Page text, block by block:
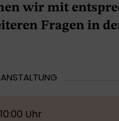
wir mit
Fragen in
Uhr